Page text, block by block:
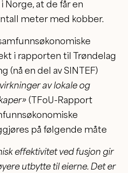
Norge, at de får en
meter med kobber.
i rapporten til Trøndelag
(nå en del av SINTEF)
av lokale og
(TFoU-Rapport
på følgende måte
effektivitet ved fusjon gir
utbytte til eierne. Det er